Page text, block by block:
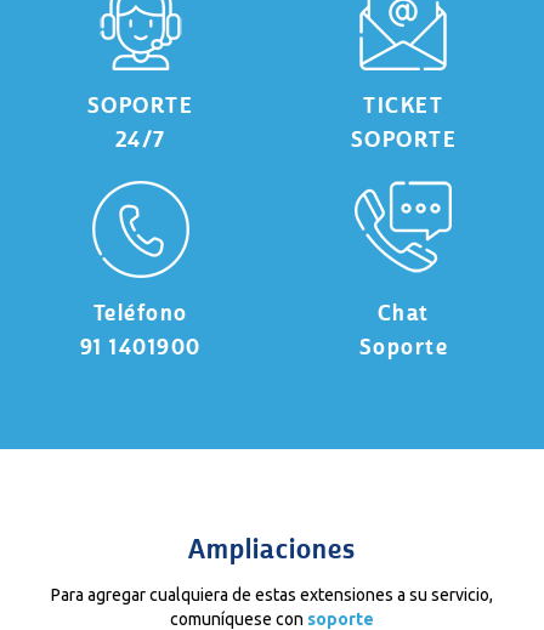
SOPORTE
24/7
TICKET
SOPORTE
Teléfono
91 1401900
Chat
Soporte
Ampliaciones
Para agregar cualquiera de estas extensiones a su servicio,
comuníquese con soporte